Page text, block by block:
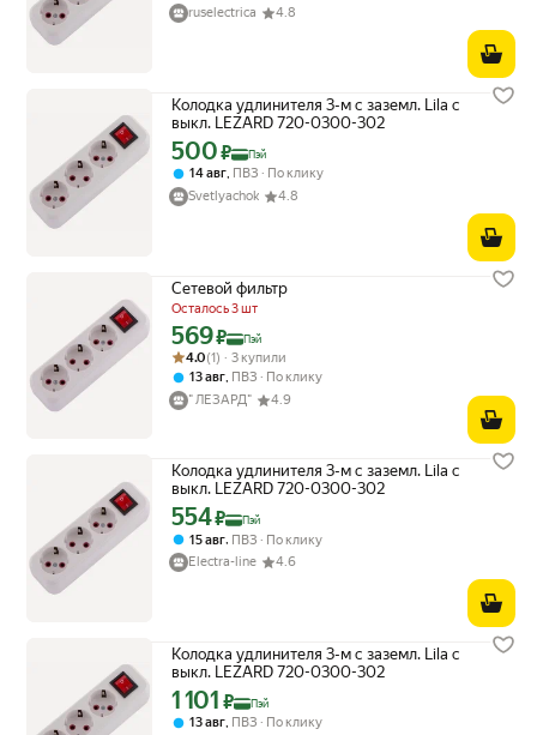
ruselectrica
4.8
Колодка удлинителя 3-м с заземл. Lila с
выкл. LEZARD 720-0300-302
Цена с картой Яндекс Пэй 500 ₽ вместо
500₽ Пэй
14 авг, ПВЗ
По клику
Svetlyachok
4.8
Сетевой фильтр
Осталось 3 шт
Цена с картой Яндекс Пэй 569 ₽ вместо
569₽ Пэй
Рейтинг товара: 4.0 из 5
Оценок: (1) · 3 купили
4.0(1) · 3 купили
13 авг ПВЗ
По клику
" ЛЕЗАРД"
4.9
Колодка удлинителя 3-м с заземл. Lila с
выкл. LEZARD 720-0300-302
Цена с картой Яндекс Пэй 554 ₽ вместо
554₽ Пэй
15 авг, ПВЗ
По клику
Electra-line
4.6
Колодка удлинителя 3-м с заземл. Lila с
выкл. LEZARD 720-0300-302
Цена с картой Яндекс Пэй 1101 ₽ вместо
1 101 ₽ Пэй
13 авг, ПВЗ
По клику